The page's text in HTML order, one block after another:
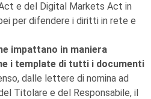
e del Digital Markets Act in
per difendere i diritti in rete e
impattano in maniera
i template di tutti i documenti
dalle lettere di nomina ad
Titolare e del Responsabile, il